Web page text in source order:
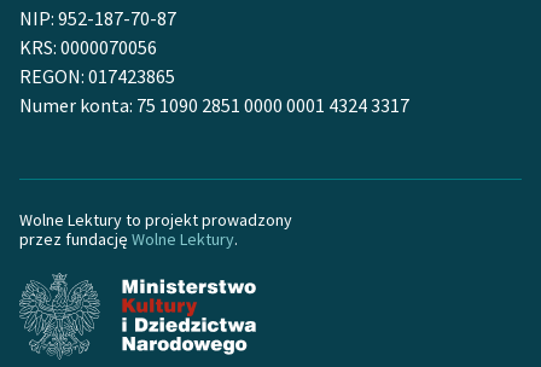
NIP: 952-187-70-87
KRS: 0000070056
REGON: 017423865
Numer konta: 75 1090 2851 0000 0001 4324 3317
Wolne Lektury to projekt prowadzony
przez fundację Wolne Lektury.